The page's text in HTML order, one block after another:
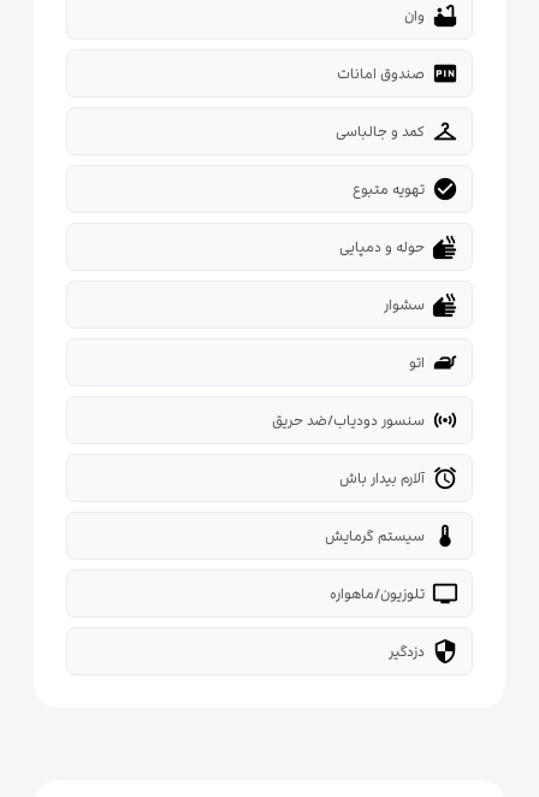
bathtub وان
fiber_pin صندوق امانات
checkroom کمد و جالباسی
check_circle تهویه متبوع
dry حوله و دمپایی
dry سشوار
iron اتو
sensors سنسور دودیاب/ضد حریق
alarm آلارم بیدار باش
thermostat سیستم گرمایش
tv تلوزیون/ماهواره
security دزدگیر